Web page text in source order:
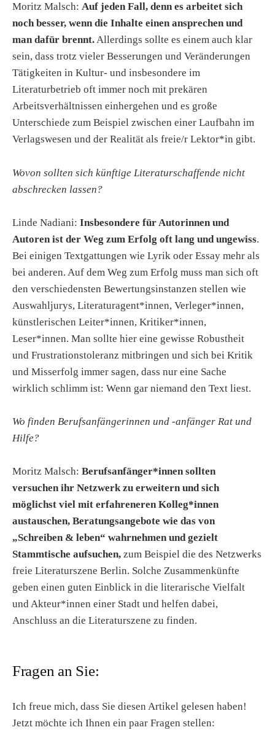
Moritz Malsch: Auf jeden Fall, denn es arbeitet sich
noch besser, wenn die Inhalte einen ansprechen und
man dafür brennt.Allerdings sollte es einem auch klar
sein, dass trotz vieler Besserungen und Veränderungen
Tätigkeiten in Kultur- und insbesondere im
Literaturbetrieb oft immer noch mit prekären
Arbeitsverhältnissen einhergehen und es große
Unterschiede zum Beispiel zwischen einer Laufbahn im
Verlagswesen und der Realität als freie/r Lektor*in gibt.
Wovon sollten sich künftige Literaturschaffende nicht
abschrecken lassen?
Linde Nadiani: Insbesondere für Autorinnen und
Autoren ist der Weg zum Erfolg oft lang und ungewiss.
Bei einigen Textgattungen wie Lyrik oder Essay mehr als
bei anderen. Auf dem Weg zum Erfolg muss man sich oft
den verschiedensten Bewertungsinstanzen stellen wie
Auswahljurys, Literaturagent*innen, Verleger*innen,
künstlerischen Leiter*innen, Kritiker*innen,
Leser*innen. Man sollte hier eine gewisse Robustheit
und Frustrationstoleranz mitbringen und sich bei Kritik
und Misserfolg immer sagen, dass nur eine Sache
wirklich schlimm ist: Wenn gar niemand den Text liest.
Wo finden Berufsanfängerinnen und -anfänger Rat und
Hilfe?
Moritz Malsch: Berufsanfänger*innen sollten
versuchen ihr Netzwerk zu erweitern und sich
möglichst viel mit erfahreneren Kolleg*innen
austauschen, Beratungsangebote wie das von
„Schreiben & leben“ wahrnehmen und gezielt
Stammtische aufsuchen, zum Beispiel die des Netzwerks
freie Literaturszene Berlin. Solche Zusammenkünfte
geben einen guten Einblick in die literarische Vielfalt
und Akteur*innen einer Stadt und helfen dabei,
Anschluss an die Literaturszene zu finden.
Fragen an Sie:
Ich freue mich, dass Sie diesen Artikel gelesen haben!
Jetzt möchte ich Ihnen ein paar Fragen stellen: